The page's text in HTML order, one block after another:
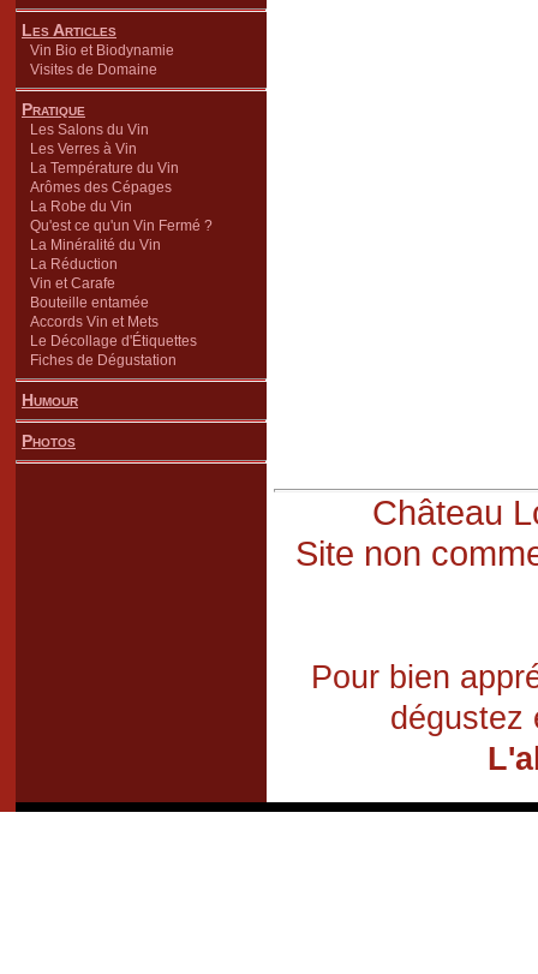
Les Articles
Vin Bio et Biodynamie
Visites de Domaine
Pratique
Les Salons du Vin
Les Verres à Vin
La Température du Vin
Arômes des Cépages
La Robe du Vin
Qu'est ce qu'un Vin Fermé ?
La Minéralité du Vin
La Réduction
Vin et Carafe
Bouteille entamée
Accords Vin et Mets
Le Décollage d'Étiquettes
Fiches de Dégustation
Humour
Photos
Château
Site non
Pour bien
dégustez